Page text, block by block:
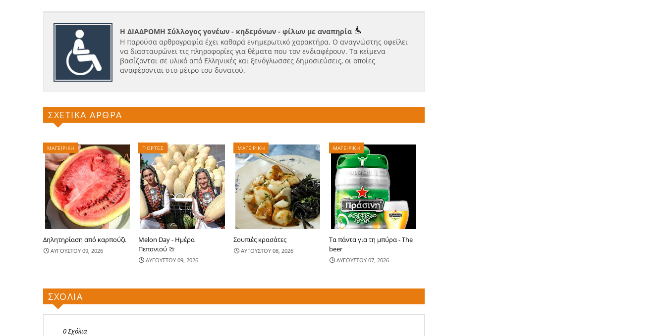
Η ΔΙΑΔΡΟΜΗ Σύλλογος γονέων - κηδεμόνων - φίλων με αναπηρία
Η παρούσα αρθρογραφία έχει καθαρά ενημερωτικό χαρακτήρα. Ο αναγνώστης οφείλει
να διασταυρώνει τις πληροφορίες για θέματα που τον ενδιαφέρουν. Τα κείμενα
βασίζονται σε υλικό από Ελληνικές και ξενόγλωσσες δημοσιεύσεις, οι οποίες
αναφέρονται στο μέτρο του δυνατού.
ΣΧΕΤΙΚΑ ΑΡΘΡΑ
ΜΑΓΕΙΡΙΚΗ
Δηλητηρίαση από καρπούζι
ΑΥΓΟΥΣΤΟΥ 09, 2026
ΓΙΟΡΤΕΣ
Melon Day - Ημέρα
Πεπονιού 🍈
ΑΥΓΟΥΣΤΟΥ 09, 2026
ΜΑΓΕΙΡΙΚΗ
Σουπιές κρασάτες
ΑΥΓΟΥΣΤΟΥ 08, 2026
ΜΑΓΕΙΡΙΚΗ
Τα πάντα για τη μπύρα - The
beer
ΑΥΓΟΥΣΤΟΥ 07, 2026
ΣΧΟΛΙΑ
0 Σχόλια